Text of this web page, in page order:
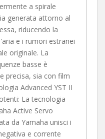
a spirale
generata attorno al
riducendo la
e i rumori estranei
originale. La
basse è
precisa, sia con film
Advanced YST II
La tecnologia
Active Servo
da Yamaha unisci i
e corrente